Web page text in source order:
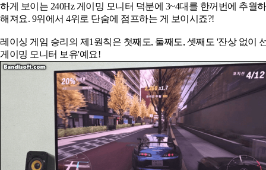
하게 보이는 240Hz 게이밍 모니터 덕분에 3~4대를 한꺼번에 추월
해져요. 9위에서 4위로 단숨에 점프하는 게 보이시죠?!
레이싱 게임 승리의 제1원칙은 첫째도, 둘째도, 셋째도 '잔상 없이
게이밍 모니터 보유'예요!